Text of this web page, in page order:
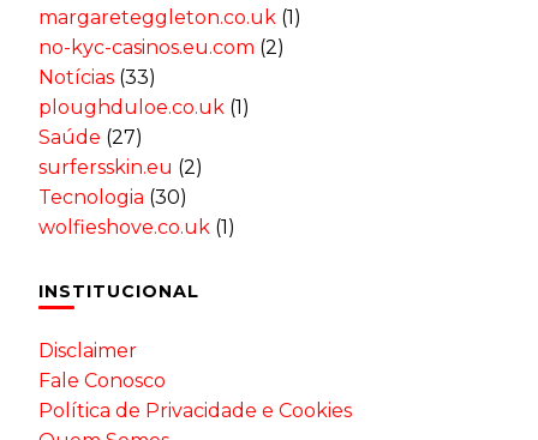
margareteggleton.co.uk (1)
no-kyc-casinos.eu.com (2)
Notícias (33)
ploughduloe.co.uk (1)
Saúde (27)
surfersskin.eu (2)
Tecnologia (30)
wolfieshove.co.uk (1)
INSTITUCIONAL
Disclaimer
Fale Conosco
Política de Privacidade e Cookies